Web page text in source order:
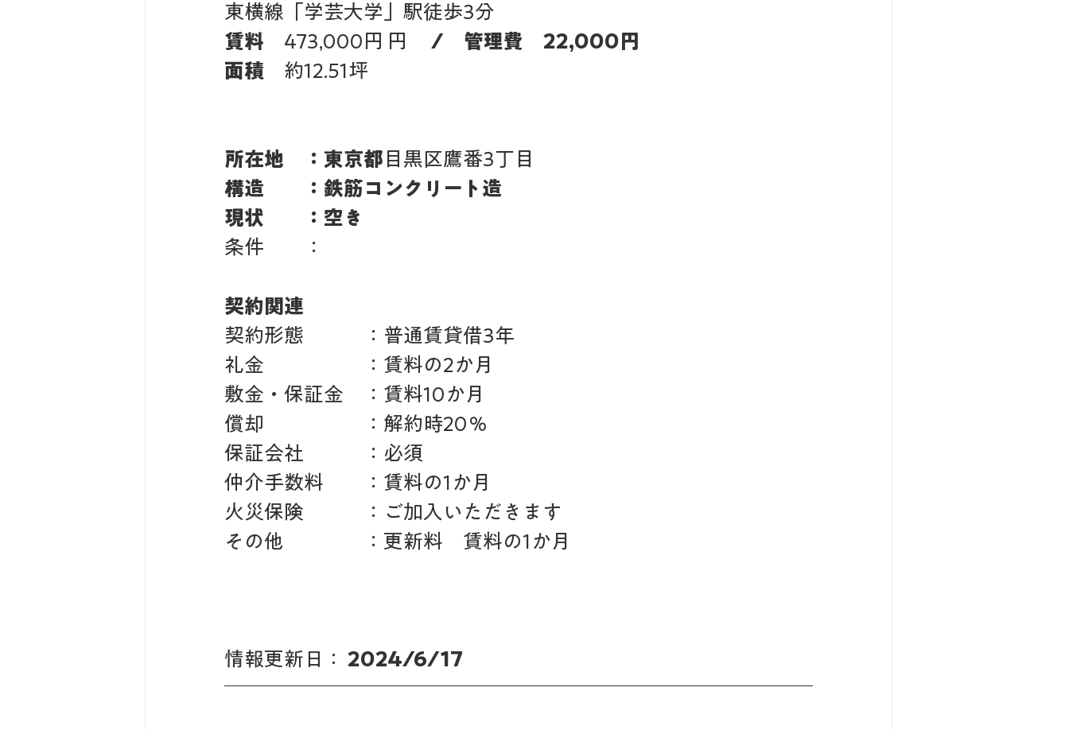
東横線「学芸大学」駅徒歩3分
賃料 473,000円 円
/　管理費　22,000円
面積 約12.51坪
所在地　：東京都 目黒区鷹番3丁目
構造　　：鉄筋コンクリート造
現状　　：空き
条件　　：
契約関連
契約形態　　　：普通賃貸借3年
礼金　　　　　：賃料の2か月
敷金・保証金　：賃料10か月
償却　　　　　：解約時20％
保証会社　　　：必須
仲介手数料　　：賃料の1か月
火災保険　　　：ご加入いただきます
その他　　　　：更新料　賃料の1か月
情報更新日： 2024/6/17